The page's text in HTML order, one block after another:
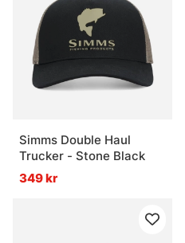
Simms Double Haul
Trucker - Stone Black
349 kr